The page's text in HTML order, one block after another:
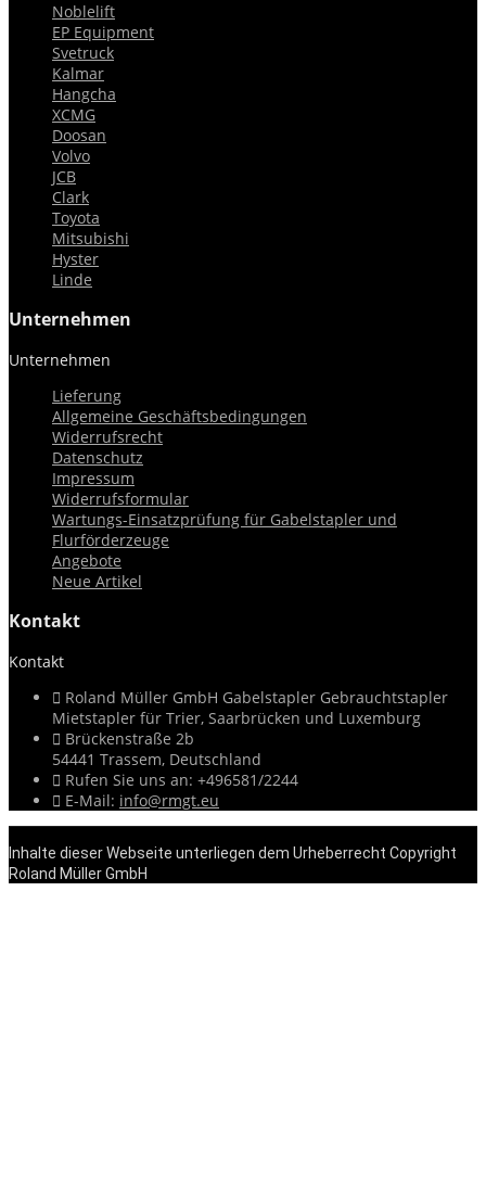
Noblelift
EP Equipment
Svetruck
Kalmar
Hangcha
XCMG
Doosan
Volvo
JCB
Clark
Toyota
Mitsubishi
Hyster
Linde
Unternehmen
Unternehmen
Lieferung
Allgemeine Geschäftsbedingungen
Widerrufsrecht
Datenschutz
Impressum
Widerrufsformular
Wartungs-Einsatzprüfung für Gabelstapler und
Flurförderzeuge
Angebote
Neue Artikel
Kontakt
Kontakt
 Roland Müller GmbH Gabelstapler Gebrauchtstapler
Mietstapler für Trier, Saarbrücken und Luxemburg
 Brückenstraße 2b
54441 Trassem, Deutschland
 Rufen Sie uns an: +496581/2244
 E-Mail: info@rmgt.eu
Inhalte dieser Webseite unterliegen dem Urheberrecht Copyright
Roland Müller GmbH